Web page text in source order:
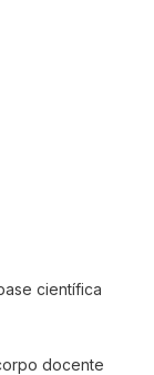
científica
docente